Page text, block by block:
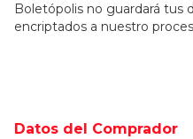
Boletópolis no guardará tus
encriptados a nuestro
Datos del Comprador